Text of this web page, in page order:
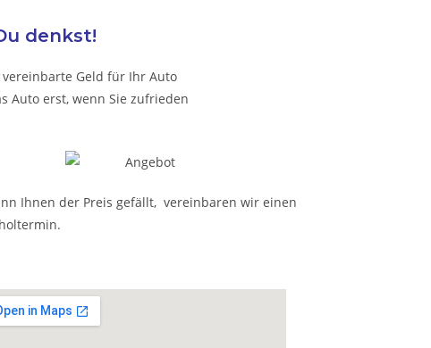
denkst!
Geld für Ihr Auto
Auto erst, wenn Sie zufrieden
Ihnen der Preis gefällt, vereinbaren wir einen